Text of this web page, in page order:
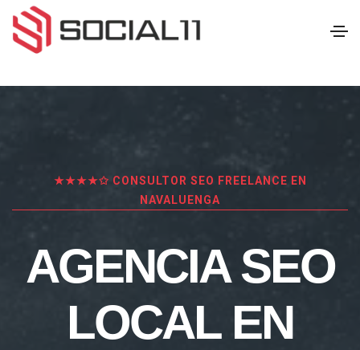
★★★★✩ CONSULTOR SEO FREELANCE EN
NAVALUENGA
AGENCIA SEO
LOCAL EN